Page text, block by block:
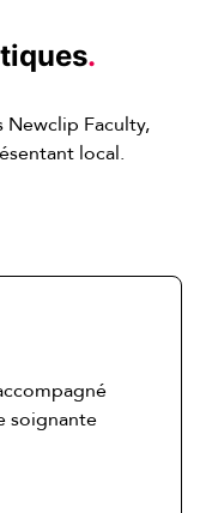
.
Newclip Faculty,
local.
soignante